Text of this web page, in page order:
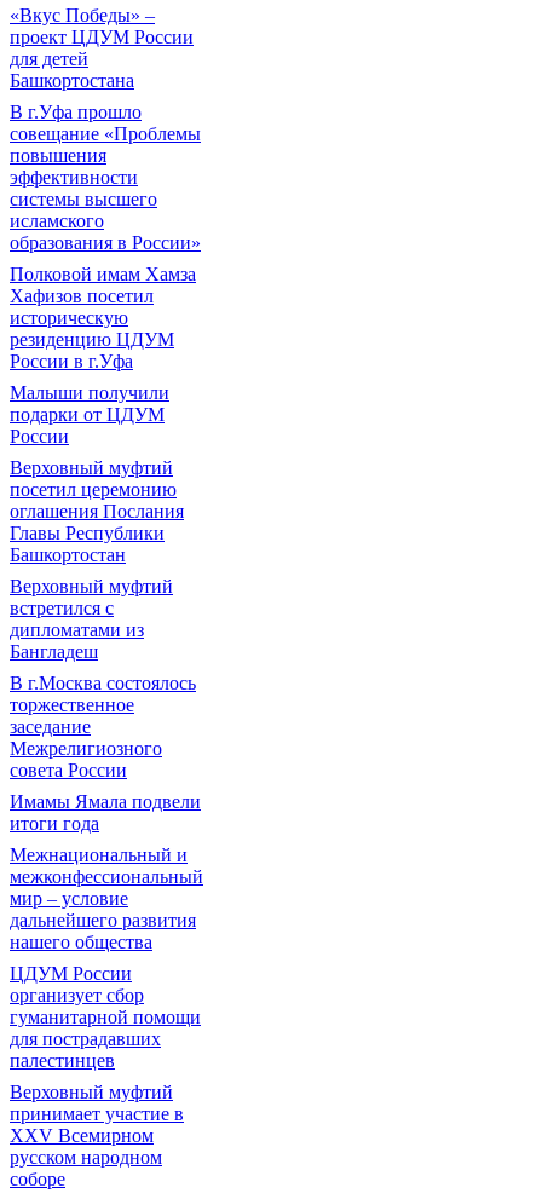
«Вкус Победы» –
проект ЦДУМ России
для детей
Башкортостана
В г.Уфа прошло
совещание «Проблемы
повышения
эффективности
системы высшего
исламского
образования в России»
Полковой имам Хамза
Хафизов посетил
историческую
резиденцию ЦДУМ
России в г.Уфа
Малыши получили
подарки от ЦДУМ
России
Верховный муфтий
посетил церемонию
оглашения Послания
Главы Республики
Башкортостан
Верховный муфтий
встретился с
дипломатами из
Бангладеш
В г.Москва состоялось
торжественное
заседание
Межрелигиозного
совета России
Имамы Ямала подвели
итоги года
Межнациональный и
межконфессиональный
мир – условие
дальнейшего развития
нашего общества
ЦДУМ России
организует сбор
гуманитарной помощи
для пострадавших
палестинцев
Верховный муфтий
принимает участие в
XXV Всемирном
русском народном
соборе